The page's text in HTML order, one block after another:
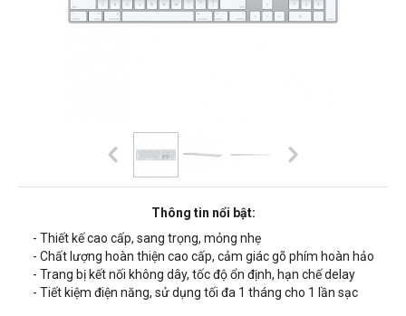
Thông tin nổi bật:
- Thiết kế cao cấp, sang trọng, mỏng nhẹ
- Chất lượng hoàn thiện cao cấp, cảm giác gõ phím hoàn hảo
- Trang bị kết nối không dây, tốc độ ổn định, hạn chế delay
- Tiết kiệm điện năng, sử dụng tối đa 1 tháng cho 1 lần sạc